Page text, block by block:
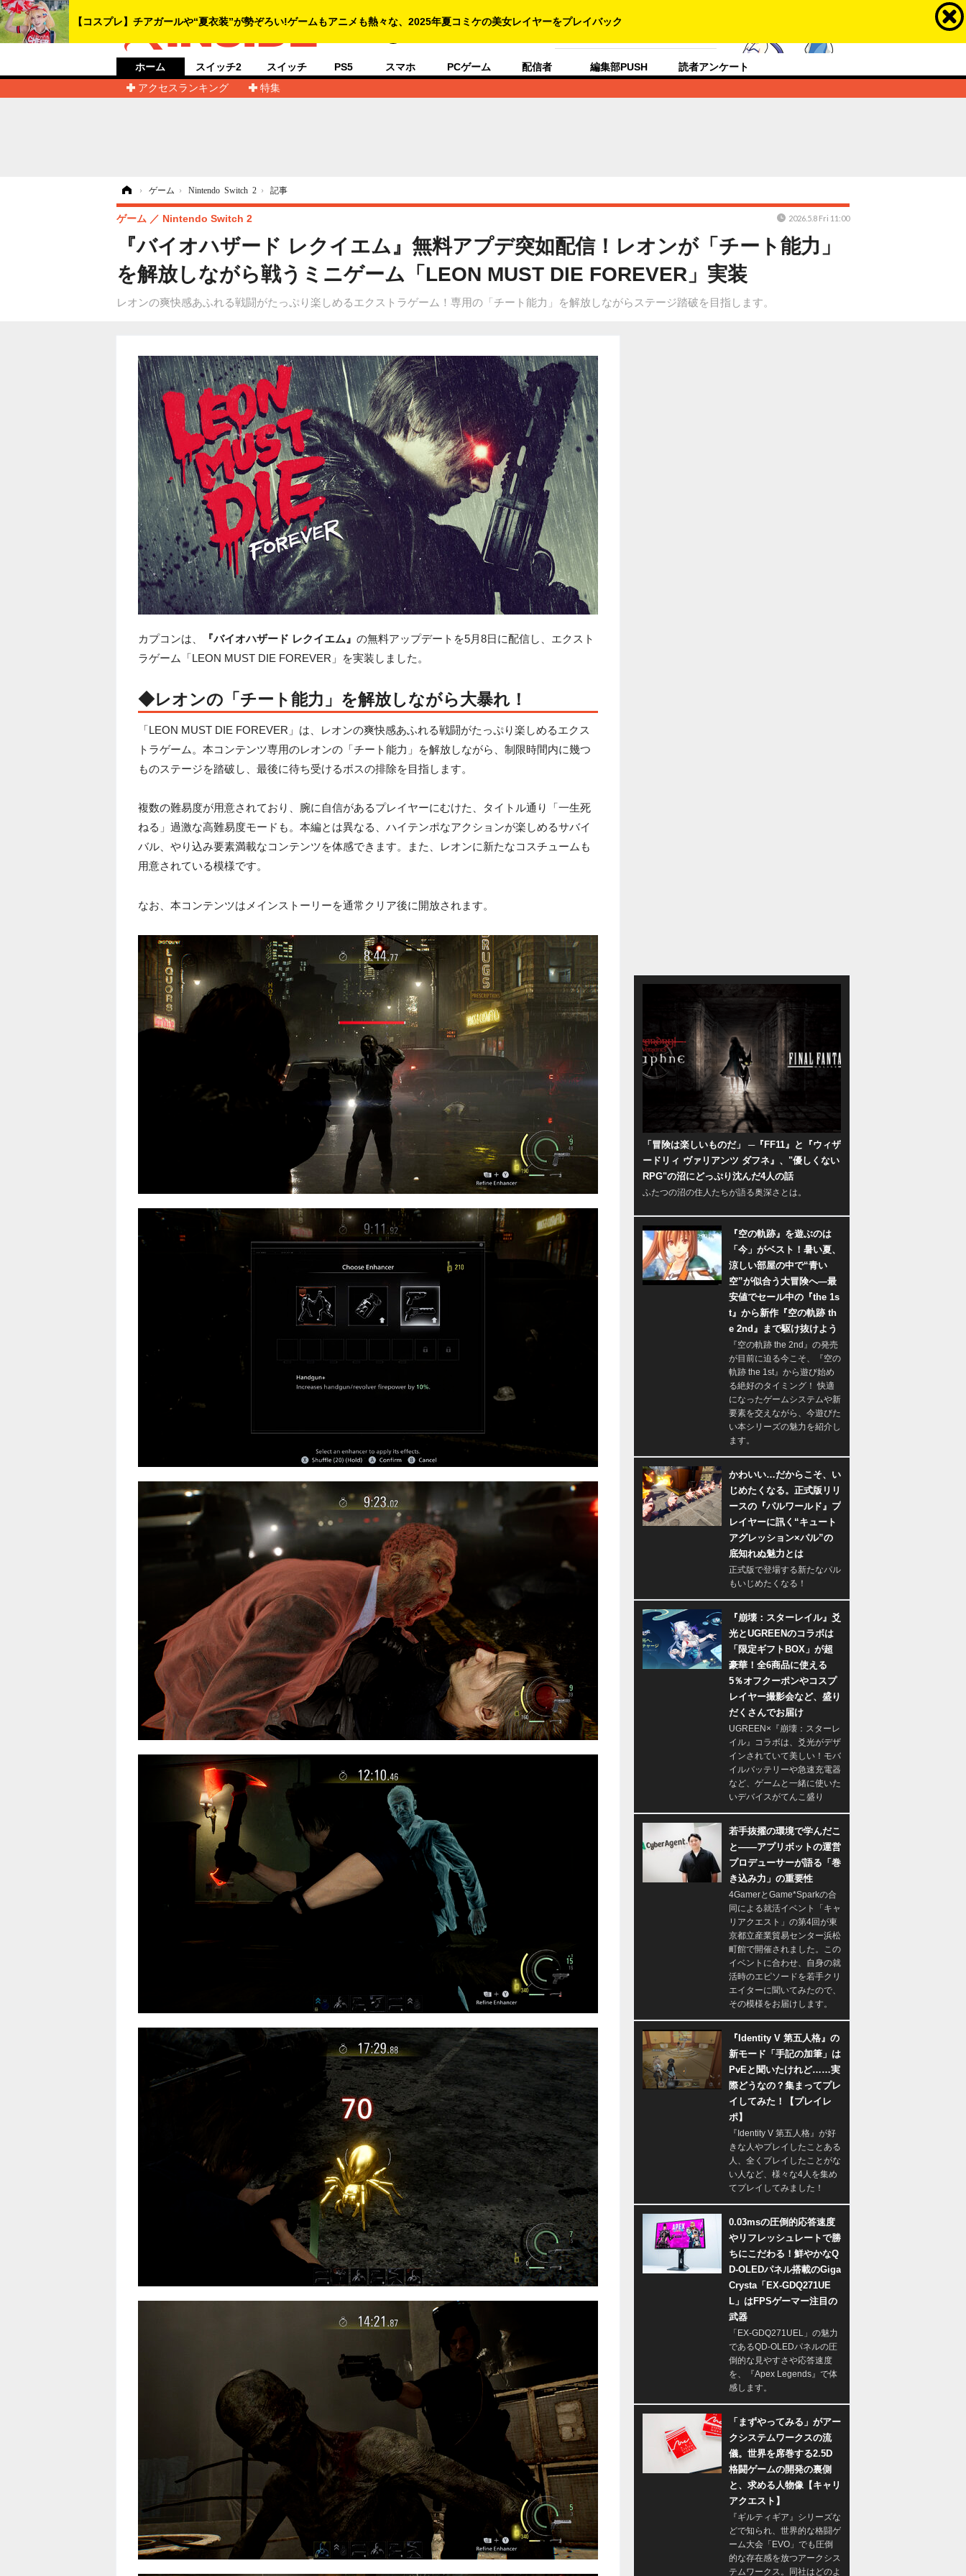
ホーム
アクセスランキング
特集
スイッチ2 スイッチ PS5 スマホ PCゲーム 配信者 編集部PUSH 読者アンケート
› ゲーム › Nintendo Switch 2 › 記事
『バイオハザード レクイエム』無料アプデ突如配信！レオンが「チート能力」
を解放しながら戦うミニゲーム「LEON MUST DIE FOREVER」実装
レオンの爽快感あふれる戦闘がたっぷり楽しめるエクストラゲーム！専用の「チート能力」を解放しながらステージ踏破を目指します。
ゲーム Nintendo Switch 2 2026.5.8 Fri 11:00
カプコンは、 『バイオハザード レクイエム』 の無料アップデートを5月8日に配信し、エクスト
ラゲーム「LEON MUST DIE FOREVER」を実装しました。
◆レオンの「チート能力」を解放しながら大暴れ！
「LEON MUST DIE FOREVER」は、レオンの爽快感あふれる戦闘がたっぷり楽しめるエクス
トラゲーム。本コンテンツ専用のレオンの「チート能力」を解放しながら、制限時間内に幾つ
ものステージを踏破し、最後に待ち受けるボスの排除を目指します。
複数の難易度が用意されており、腕に自信があるプレイヤーにむけた、タイトル通り「一生死
ねる」過激な高難易度モードも。本編とは異なる、ハイテンポなアクションが楽しめるサバイ
バル、やり込み要素満載なコンテンツを体感できます。また、レオンに新たなコスチュームも
用意されている模様です。
なお、本コンテンツはメインストーリーを通常クリア後に開放されます。
「冒険は楽しいものだ」 ─『FF11』と『ウィザ
ードリィ ヴァリアンツ ダフネ』、"優しくない
RPG"の沼にどっぷり沈んだ4人の話
ふたつの沼の住人たちが語る奥深さとは。
『空の軌跡』を遊ぶのは
「今」がベスト！暑い夏、
涼しい部屋の中で“青い
空”が似合う大冒険へ―最
安値でセール中の『the 1s
t』から新作『空の軌跡 th
e 2nd』まで駆け抜けよう
『空の軌跡 the 2nd』の発売
が目前に迫る今こそ、『空の
軌跡 the 1st』から遊び始め
る絶好のタイミング！ 快適
になったゲームシステムや新
要素を交えながら、今遊びた
い本シリーズの魅力を紹介し
ます。
かわいい…だからこそ、い
じめたくなる。正式版リリ
ースの『パルワールド』プ
レイヤーに訊く“キュート
アグレッション×パル”の
底知れぬ魅力とは
正式版で登場する新たなパル
もいじめたくなる！
『崩壊：スターレイル』爻
光とUGREENのコラボは
「限定ギフトBOX」が超
豪華！全6商品に使える
5％オフクーポンやコスプ
レイヤー撮影会など、盛り
だくさんでお届け
UGREEN×『崩壊：スターレ
イル』コラボは、爻光がデザ
インされていて美しい！モバ
イルバッテリーや急速充電器
など、ゲームと一緒に使いた
いデバイスがてんこ盛り
若手抜擢の環境で学んだこ
と――アプリボットの運営
プロデューサーが語る「巻
き込み力」の重要性
4GamerとGame*Sparkの合
同による就活イベント「キャ
リアクエスト」の第4回が東
京都立産業貿易センター浜松
町館で開催されました。この
イベントに合わせ、自身の就
活時のエピソードを若手クリ
エイターに聞いてみたので、
その模様をお届けします。
『Identity V 第五人格』の
新モード「手記の加筆」は
PvEと聞いたけれど……実
際どうなの？集まってプレ
イしてみた！【プレイレ
ポ】
『Identity V 第五人格』が好
きな人やプレイしたことある
人、全くプレイしたことがな
い人など、様々な4人を集め
てプレイしてみました！
0.03msの圧倒的応答速度
やリフレッシュレートで勝
ちにこだわる！鮮やかなQ
D-OLEDパネル搭載のGiga
Crysta「EX-GDQ271UE
L」はFPSゲーマー注目の
武器
「EX-GDQ271UEL」の魅力
であるQD-OLEDパネルの圧
倒的な見やすさや応答速度
を、『Apex Legends』で体
感します。
「まずやってみる」がアー
クシステムワークスの流
儀。世界を席巻する2.5D
格闘ゲームの開発の裏側
と、求める人物像【キャリ
アクエスト】
『ギルティギア』シリーズな
どで知られ、世界的な格闘ゲ
ーム大会「EVO」でも圧倒
的な存在感を放つアークシス
テムワークス。同社はどのよ